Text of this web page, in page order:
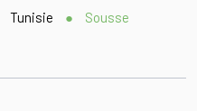
Tunisie ● Sousse